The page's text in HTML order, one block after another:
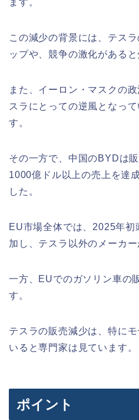
ます。
この減少の背景には、テス
ップや、競争の激化があると
また、イーロン・マスクの
スラにとっての逆風となっ
す。
その一方で、中国のBYDは
1000億ドル以上の売上を達
した。
EU市場全体では、2025年
加し、テスラ以外のメーカ
一方、EUでのガソリン車の
す。
テスラの販売減少は、特に
いると専門家は見ています。
ポイント